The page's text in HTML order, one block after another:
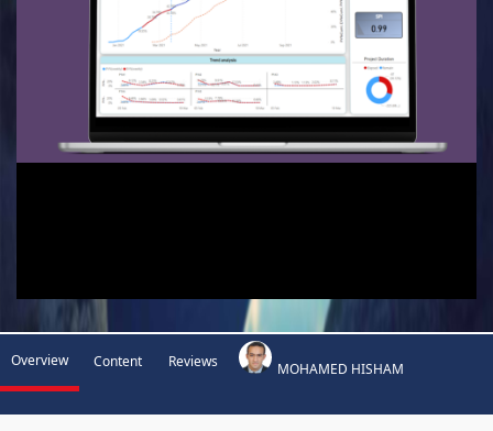
Overview Content Reviews MOHAMED HISHAM